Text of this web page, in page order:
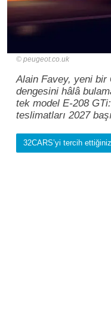
peugeot.co.uk
Alain Favey, yeni
dengesini hâlâ
tek model E-208
teslimatları 2027
32CARS’yi tercih